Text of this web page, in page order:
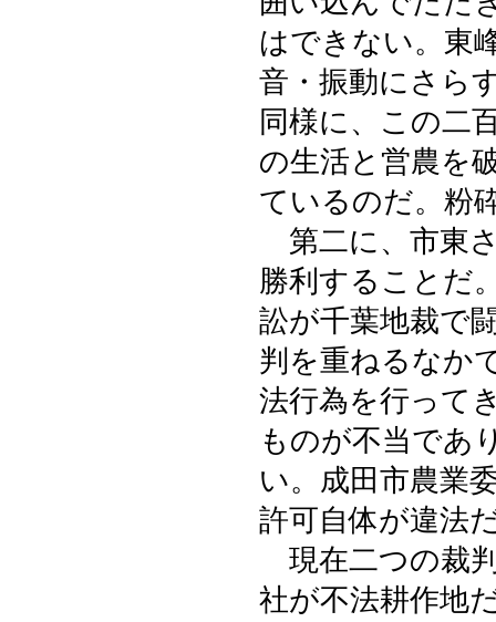
はできない。東
音・振動にさら
同様に、この二
の生活と営農を
ているのだ。粉
第二に、市東
勝利することだ
訟が千葉地裁で
判を重ねるなか
法行為を行って
ものが不当であ
い。成田市農業
許可自体が違法
現在二つの裁
社が不法耕作地